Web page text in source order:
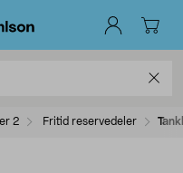
2 Fritid reservedeler